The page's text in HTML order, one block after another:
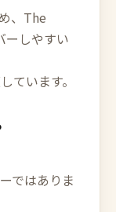
、The
ーしやすい
ています。
ではありま